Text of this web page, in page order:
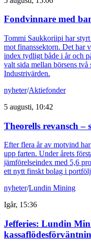
Fondvinnare med
Tommi Saukkoriipi har
mot finanssektorn. Det har
index tydligt både i år och
valt sida mellan börsens
Industrivärden.
nyheter/Aktiefonder
5 augusti, 10:42
Theorells revansch –
Efter flera år av motvind
upp farten. Under årets
jämförelseindex med 5,6
ett nytt finskt bolag i
nyheter/Lundin Mining
Igår, 15:36
Jefferies: Lundin